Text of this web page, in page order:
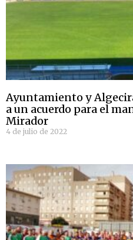
Ayuntamiento y
a un acuerdo para el
Mirador
4 de julio de 2022